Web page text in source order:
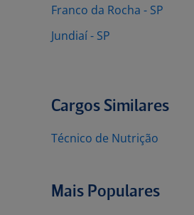
Franco da Rocha - SP
Jundiaí - SP
Cargos Similares
Técnico de Nutrição
Mais Populares